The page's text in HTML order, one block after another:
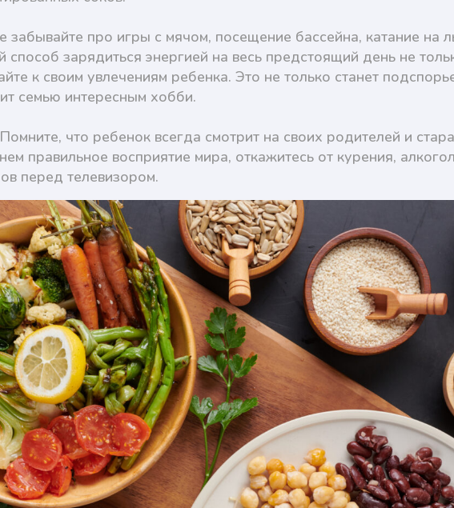
забывайте про игры с мячом, посещение бассейна, катание на
зарядиться энергией на весь предстоящий день не
к своим увлечениям ребенка. Это не только станет
семью интересным хобби.
Помните, что ребенок всегда смотрит на своих родителей и
правильное восприятие мира, откажитесь от курения,
перед телевизором.